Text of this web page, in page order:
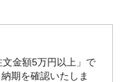
文金額5万円以上」で
期を確認いたしま